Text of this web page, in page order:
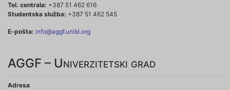
Tel. centrala: +387 51 462 616
Studentska služba: +387 51 462 545
E-pošta: info@aggf.unibl.org
AGGF – Univerzitetski grad
Adresa